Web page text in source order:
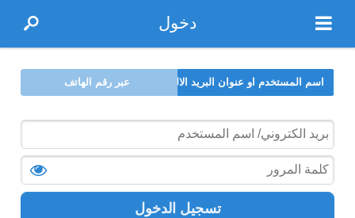
دخول
اسم المستخدم او عنوان البريد الالكتروني عبر رقم الهاتف
تسجيل الدخول